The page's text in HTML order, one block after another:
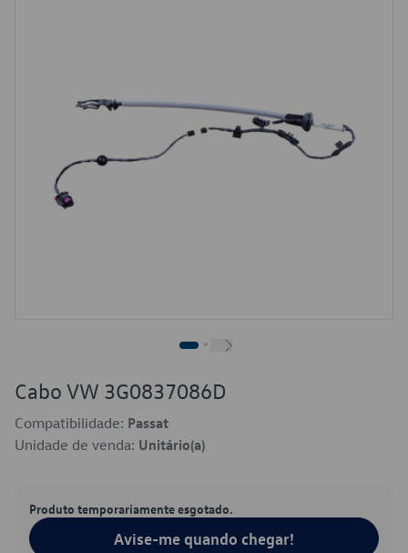
Cabo VW 3G0837086D
Compatibilidade: Passat
Unidade de venda: Unitário(a)
Produto temporariamente esgotado.
Avise-me quando chegar!